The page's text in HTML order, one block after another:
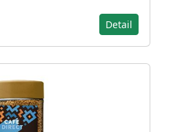
Detail